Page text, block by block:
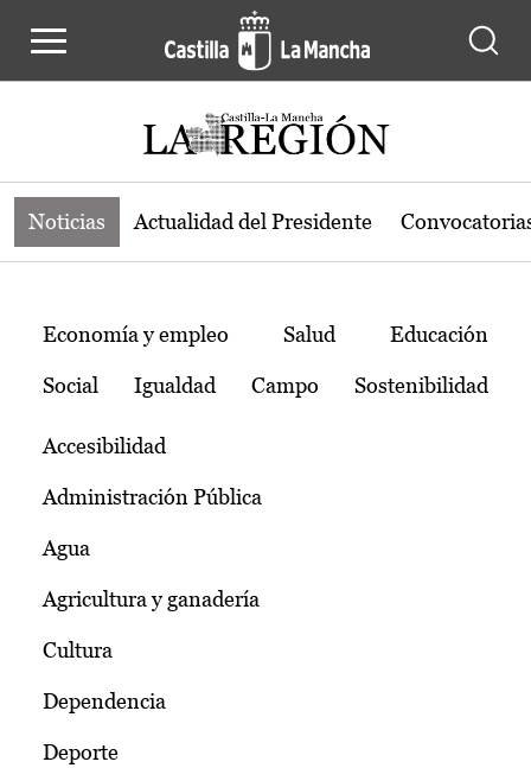
Noticias de la región de Castilla-La
Noticias Actualidad del Presidente
Temas
Economía y empleo Salud Educación
Social Igualdad Campo Sostenibilidad
Accesibilidad
Administración Pública
Agua
Agricultura y ganadería
Cultura
Dependencia
Deporte